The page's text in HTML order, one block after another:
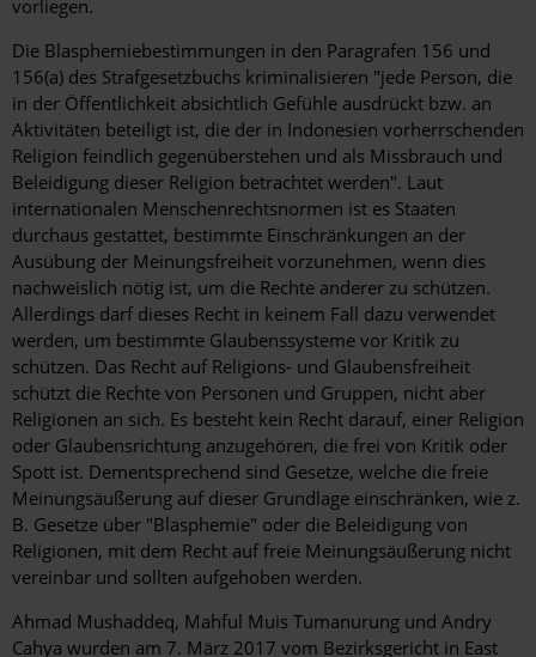
vorliegen.
Die Blasphemiebestimmungen in den Paragrafen 156 und
156(a) des Strafgesetzbuchs kriminalisieren "jede Person, die
in der Öffentlichkeit absichtlich Gefühle ausdrückt bzw. an
Aktivitäten beteiligt ist, die der in Indonesien vorherrschenden
Religion feindlich gegenüberstehen und als Missbrauch und
Beleidigung dieser Religion betrachtet werden". Laut
internationalen Menschenrechtsnormen ist es Staaten
durchaus gestattet, bestimmte Einschränkungen an der
Ausübung der Meinungsfreiheit vorzunehmen, wenn dies
nachweislich nötig ist, um die Rechte anderer zu schützen.
Allerdings darf dieses Recht in keinem Fall dazu verwendet
werden, um bestimmte Glaubenssysteme vor Kritik zu
schützen. Das Recht auf Religions- und Glaubensfreiheit
schützt die Rechte von Personen und Gruppen, nicht aber
Religionen an sich. Es besteht kein Recht darauf, einer Religion
oder Glaubensrichtung anzugehören, die frei von Kritik oder
Spott ist. Dementsprechend sind Gesetze, welche die freie
Meinungsäußerung auf dieser Grundlage einschränken, wie z.
B. Gesetze über "Blasphemie" oder die Beleidigung von
Religionen, mit dem Recht auf freie Meinungsäußerung nicht
vereinbar und sollten aufgehoben werden.
Ahmad Mushaddeq, Mahful Muis Tumanurung und Andry
Cahya wurden am 7. März 2017 vom Bezirksgericht in East